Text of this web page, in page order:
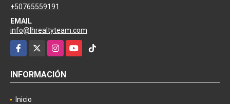
+50765559191
EMAIL
info@lhrealtyteam.com
Facebook
InstagramYouTubeTikTok
INFORMACIÓN
Inicio